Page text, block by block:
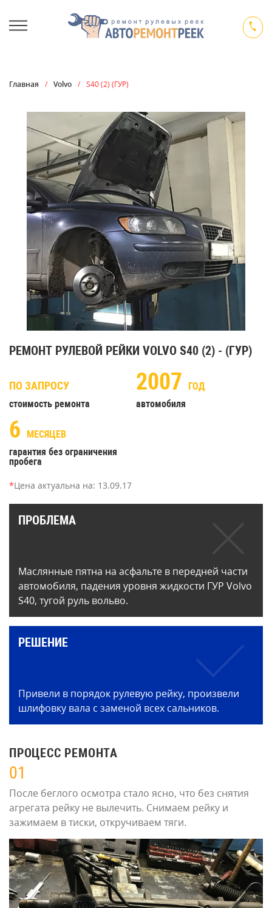
Главная / Volvo / S40 (2) (ГУР)
РЕМОНТ РУЛЕВОЙ РЕЙКИ VOLVO S40 (2) - (ГУР)
ПО ЗАПРОСУ
стоимость ремонта
2007
ГОД
автомобиля
6
МЕСЯЦЕВ
гарантия без ограничения
пробега
*Цена актуальна на: 13.09.17
ПРОБЛЕМА
Маслянные пятна на асфальте в передней части
автомобиля, падения уровня жидкости ГУР Volvo
S40, тугой руль вольво.
РЕШЕНИЕ
Привели в порядок рулевую рейку, произвели
шлифовку вала с заменой всех сальников.
ПРОЦЕСС РЕМОНТА
01
После беглого осмотра стало ясно, что без снятия
агрегата рейку не вылечить. Снимаем рейку и
зажимаем в тиски, откручиваем тяги.